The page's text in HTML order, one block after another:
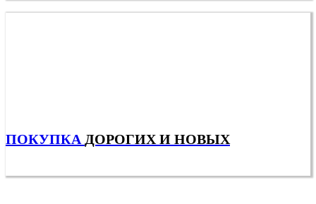
ПОКУПКА ДОРОГИХ И НОВЫХ